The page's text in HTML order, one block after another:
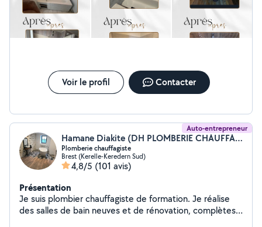
Voir le profil Contacter
Auto-entrepreneur
Hamane Diakite (DH PLOMBERIE CHAUFFAGISTE)
Plomberie chauffagiste
Brest (Kerelle-Keredern Sud)
4,8/5 (101 avis)
Présentation
Je suis plombier chauffagiste de formation. Je réalise
des salles de bain neuves et de rénovation, complètes